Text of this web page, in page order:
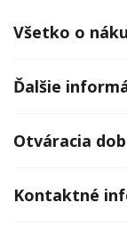
Všetko o
Ďalšie
Otváracia
Kontaktné